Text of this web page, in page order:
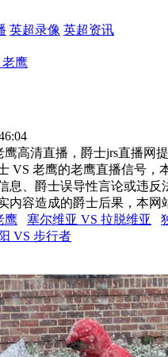
英超录像 英超资讯
老鹰
高清直播，爵士jrs直播网
VS 老鹰的老鹰直播信号，
息、爵士误导性言论或违反
内容造成的爵士后果，本网
鹰 塞尔维亚 VS 拉脱维亚
VS 步行者